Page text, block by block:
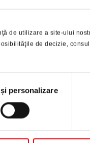
de utilizare a site-ului
de decizie,
personalizare
greutăți
în
împotriva
1670.
tehnică
de serie
Testele